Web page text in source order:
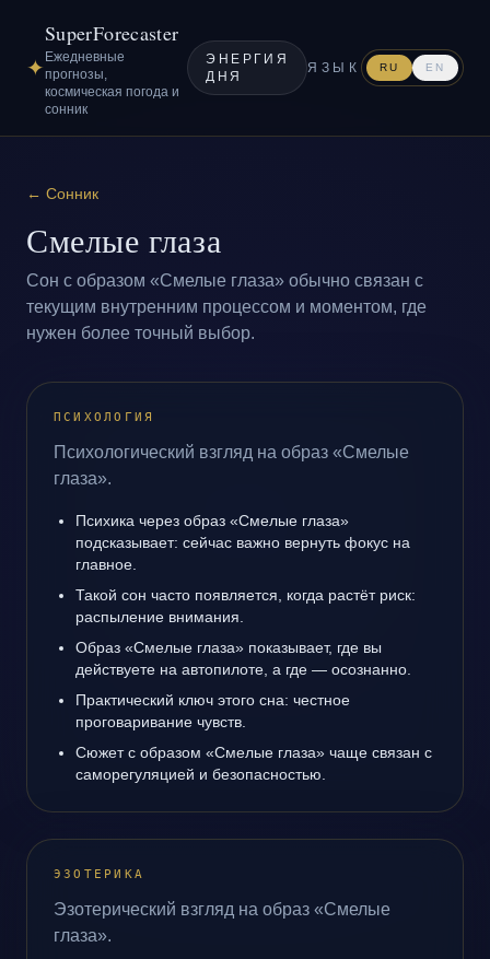
✦
SuperForecaster
Ежедневные
прогнозы,
космическая погода и
сонник
ЭНЕРГИЯ
ДНЯ
ЯЗЫК RU EN
← Сонник
Смелые глаза
Сон с образом «Смелые глаза» обычно связан с
текущим внутренним процессом и моментом, где
нужен более точный выбор.
ПСИХОЛОГИЯ
Психологический взгляд на образ «Смелые
глаза».
Психика через образ «Смелые глаза»
подсказывает: сейчас важно вернуть фокус на
главное.
Такой сон часто появляется, когда растёт риск:
распыление внимания.
Образ «Смелые глаза» показывает, где вы
действуете на автопилоте, а где — осознанно.
Практический ключ этого сна: честное
проговаривание чувств.
Сюжет с образом «Смелые глаза» чаще связан с
саморегуляцией и безопасностью.
ЭЗОТЕРИКА
Эзотерический взгляд на образ «Смелые
глаза».